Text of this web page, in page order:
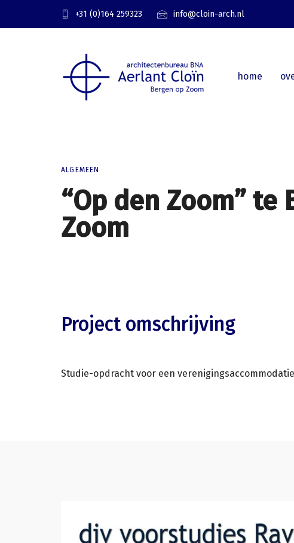
+31 (0)164 259323 info@cloin-arch.nl
home
ALGEMEEN
“Op den Zoom” te
Zoom
Project omschrijving
Studie-opdracht voor een